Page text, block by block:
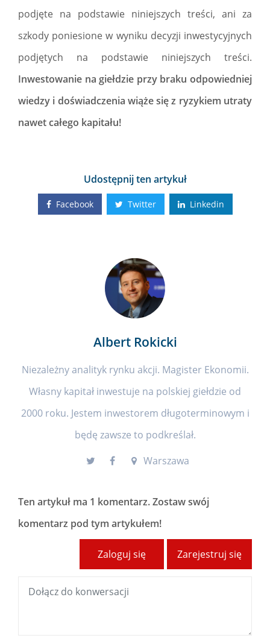
podjęte na podstawie niniejszych treści, ani za
szkody poniesione w wyniku decyzji inwestycyjnych
podjętych na podstawie niniejszych treści.
Inwestowanie na giełdzie przy braku odpowiedniej
wiedzy i doświadczenia wiąże się z ryzykiem utraty
nawet całego kapitału!
Udostępnij ten artykuł
Facebook Twitter Linkedin
Albert Rokicki
Niezależny analityk rynku akcji. Magister Ekonomii.
Własny kapitał inwestuje na polskiej giełdzie od
2000 roku. Jestem inwestorem długoterminowym i
będę zawsze to podkreślał.
Warszawa
Ten artykuł ma 1 komentarz. Zostaw swój
komentarz pod tym artykułem!
Zarejestruj się
Zaloguj się